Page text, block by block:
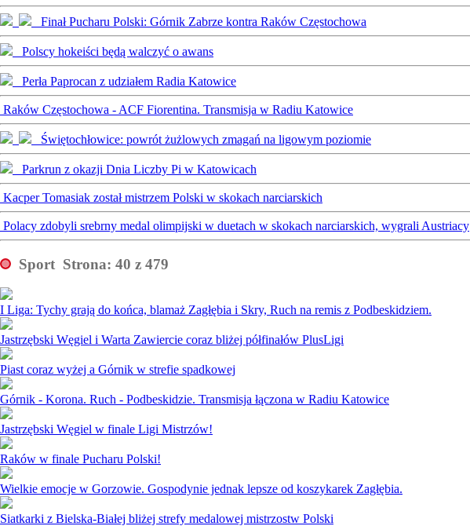
Finał Pucharu Polski: Górnik Zabrze kontra Raków Częstochowa
Polscy hokeiści będą walczyć o awans
Perła Paprocan z udziałem Radia Katowice
Raków Częstochowa - ACF Fiorentina. Transmisja w Radiu Katowice
Świętochłowice: powrót żużlowych zmagań na ligowym poziomie
Parkrun z okazji Dnia Liczby Pi w Katowicach
Kacper Tomasiak został mistrzem Polski w skokach narciarskich
Polacy zdobyli srebrny medal olimpijski w duetach w skokach narciarskich, wygrali Austriacy
Sport Strona: 40 z 479
I Liga: Tychy grają do końca, blamaż Zagłębia i Skry, Ruch na remis z Podbeskidziem.
Jastrzębski Węgiel i Warta Zawiercie coraz bliżej półfinałów PlusLigi
Piast coraz wyżej a Górnik w strefie spadkowej
Górnik - Korona. Ruch - Podbeskidzie. Transmisja łączona w Radiu Katowice
Jastrzębski Węgiel w finale Ligi Mistrzów!
Raków w finale Pucharu Polski!
Wielkie emocje w Gorzowie. Gospodynie jednak lepsze od koszykarek Zagłębia.
Siatkarki z Bielska-Białej bliżej strefy medalowej mistrzostw Polski